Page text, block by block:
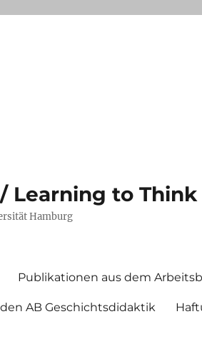
Learning to
Hamburg
Publikationen aus dem
AB Geschichtsdidaktik